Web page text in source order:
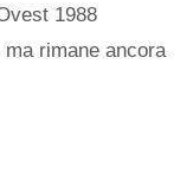
1988
rimane ancora